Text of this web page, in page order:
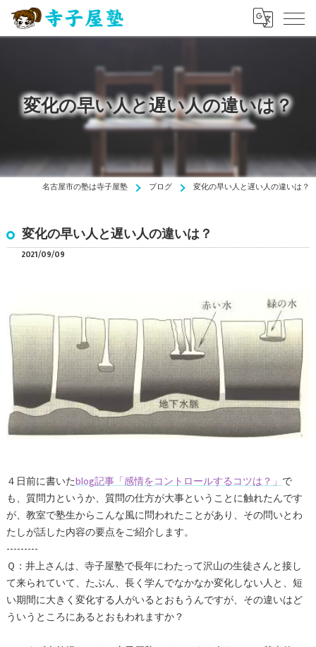
変化の早い人と遅い人の違いは？
名古屋市の塾は寺子屋塾 ブログ 変化の早い人と遅い人の違いは？
変化の早い人と遅い人の違いは？
2021/09/09
４日前に書いたblog記事「感情をコントロールするコツは？」で
も、質問力というか、質問の仕方が大事ということに触れたんです
が、教室で塾生からこんな風に問われたことがあり、その問いとわ
たしが話した内容の要点をご紹介します。
---------
Ｑ：井上さんは、寺子屋塾で長年にわたって沢山の生徒さんと接し
て来られていて、たぶん、長く学んでなかなか変化しない人と、短
い期間に大きく変化する人がいるとおもうんですが、その違いはど
ういうところにあるとおもわれますか？